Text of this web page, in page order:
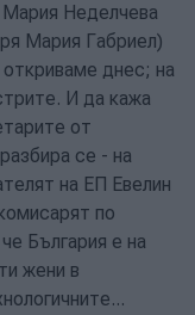
Мария Неделчева
Мария Габриел)
днес; на
И да кажа
от
се - на
на ЕП Евелин
по
България е на
жени в